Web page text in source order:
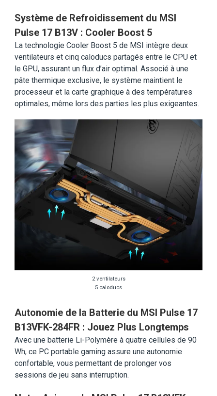
Système de Refroidissement du MSI
Pulse 17 B13V : Cooler Boost 5
La technologie Cooler Boost 5 de MSI intègre deux
ventilateurs et cinq caloducs partagés entre le CPU et
le GPU, assurant un flux d’air optimal. Associé à une
pâte thermique exclusive, le système maintient le
processeur et la carte graphique à des températures
optimales, même lors des parties les plus exigeantes.
2 ventilateurs
5 caloducs
Autonomie de la Batterie du MSI Pulse 17
B13VFK-284FR : Jouez Plus Longtemps
Avec une batterie Li-Polymère à quatre cellules de 90
Wh, ce PC portable gaming assure une autonomie
confortable, vous permettant de prolonger vos
sessions de jeu sans interruption.